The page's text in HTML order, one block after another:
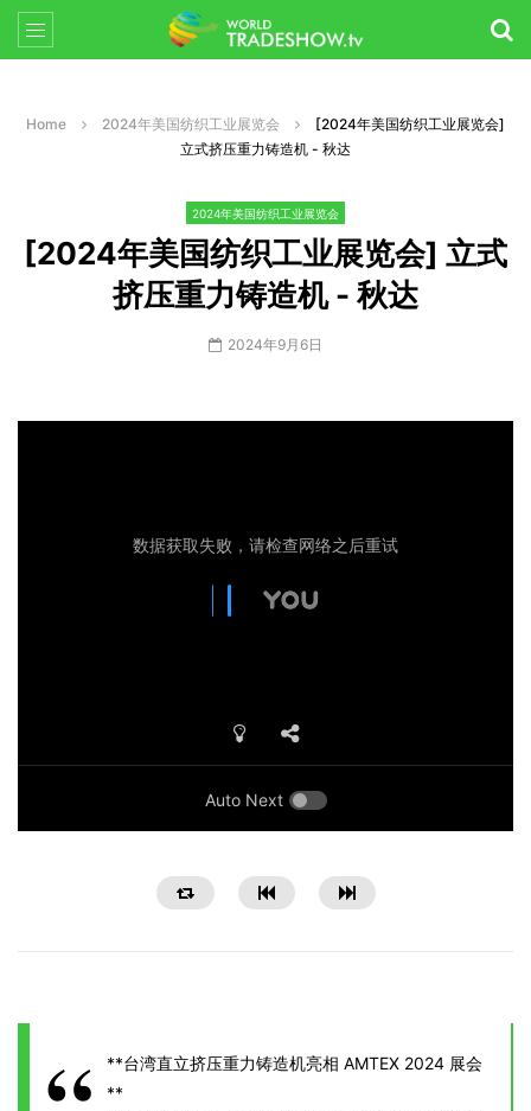
Home 2024年美国纺织工业展览会
[2024年美国纺织工业展览会]
立式挤压重力铸造机 - 秋达
2024年美国纺织工业展览会
[2024年美国纺织工业展览会] 立式
挤压重力铸造机 - 秋达
2024年9月6日
Auto Next
**台湾直立挤压重力铸造机亮相 AMTEX 2024 展会
**